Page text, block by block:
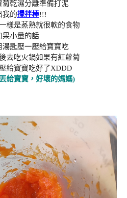
蔔乾濕分離準備打泥
我的攪拌棒!!!
樣是蒸熟就很軟的食物
果小量的話
湯匙壓一壓給寶寶吃
去吃火鍋如果有紅蘿蔔
給寶寶吃好了XDDD
給寶寶，好壞的媽媽)